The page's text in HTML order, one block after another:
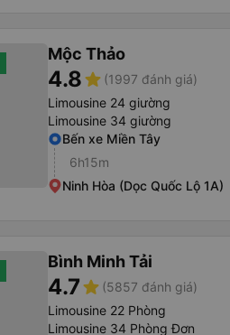
Mộc Thảo
4.8star (1997 đánh giá)
Limousine 24 giường
Limousine 34 giường
Bến xe Miền Tây
6h15m
Ninh Hòa (Dọc Quốc Lộ 1A)
Bình Minh Tải
4.7star (5857 đánh giá)
Limousine 22 Phòng
Limousine 34 Phòng Đơn